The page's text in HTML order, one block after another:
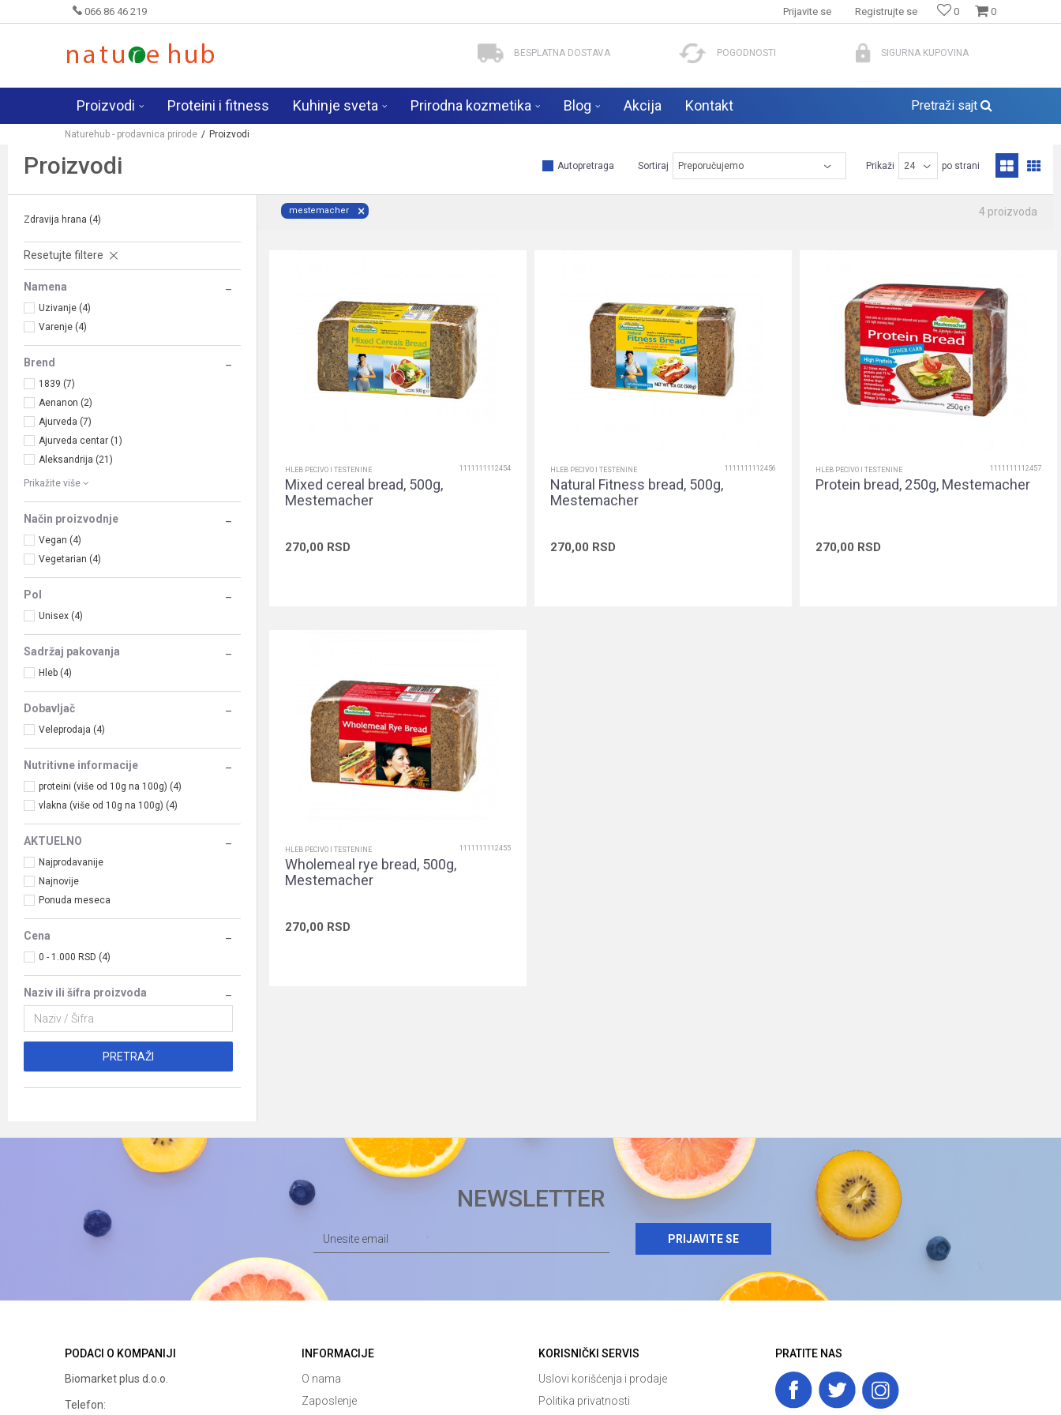
066 86 46 219 0
0
Prijavite se Registrujte se
BESPLATNA DOSTAVA POGODNOSTI SIGURNA KUPOVINA
Proizvodi Proteini i fitness Kuhinje sveta Prirodna kozmetika Blog Akcija Kontakt Pretraži sajt
Naturehub - prodavnica prirode Proizvodi
Proizvodi Autopretraga Sortiraj Prikaži po strani
Zdravija hrana (4)
Resetujte filtere
Namena
Uzivanje (4)
Varenje (4)
Brend
1839 (7)
Aenanon (2)
Ajurveda (7)
Ajurveda centar (1)
Aleksandrija (21)
Prikažite više
Način proizvodnje
Vegan (4)
Vegetarian (4)
Pol
Unisex (4)
Sadržaj pakovanja
Hleb (4)
Dobavljač
Veleprodaja (4)
Nutritivne informacije
proteini (više od 10g na 100g) (4)
vlakna (više od 10g na 100g) (4)
AKTUELNO
Najprodavanije
Najnovije
Ponuda meseca
Cena
0 - 1.000 RSD (4)
Naziv ili šifra proizvoda
PRETRAŽI
mestemacher 4 proizvoda
HLEB PECIVO I TESTENINE 1111111112454
Mixed cereal bread, 500g,
Mestemacher
270,00 RSD
HLEB PECIVO I TESTENINE 1111111112456
Natural Fitness bread, 500g,
Mestemacher
270,00 RSD
HLEB PECIVO I TESTENINE 1111111112457
Protein bread, 250g, Mestemacher
270,00 RSD
HLEB PECIVO I TESTENINE 1111111112455
Wholemeal rye bread, 500g,
Mestemacher
270,00 RSD
NEWSLETTER
PRIJAVITE SE
PODACI O KOMPANIJI
Biomarket plus d.o.o.
Telefon:
INFORMACIJE
O nama
Zaposlenje
KORISNIČKI SERVIS
Uslovi korišćenja i prodaje
Politika privatnosti
PRATITE NAS